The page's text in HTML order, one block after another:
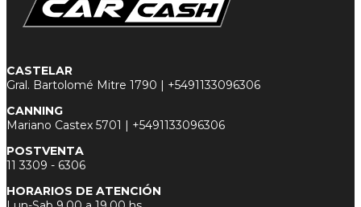
CASTELAR
Gral. Bartolomé Mitre 1790 | +5491133096306
CANNING
Mariano Castex 5701 | +5491133096306
POSTVENTA
11 3309 - 6306
HORARIOS DE ATENCIÓN